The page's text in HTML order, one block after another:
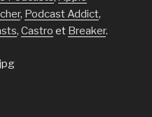
, Podcast Addict,
, Castro et Breaker.